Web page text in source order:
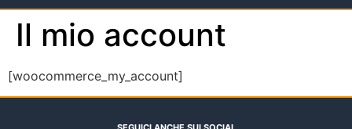
Il mio account
[woocommerce_my_account]